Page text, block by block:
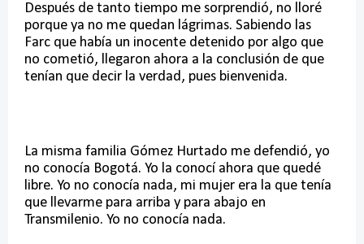
Después de tanto tiempo me sorprendió, no lloré
porque ya no me quedan lágrimas. Sabiendo las
Farc que había un inocente detenido por algo que
no cometió, llegaron ahora a la conclusión de que
tenían que decir la verdad, pues bienvenida.
La misma familia Gómez Hurtado me defendió, yo
no conocía Bogotá. Yo la conocí ahora que quedé
libre. Yo no conocía nada, mi mujer era la que tenía
que llevarme para arriba y para abajo en
Transmilenio. Yo no conocía nada.